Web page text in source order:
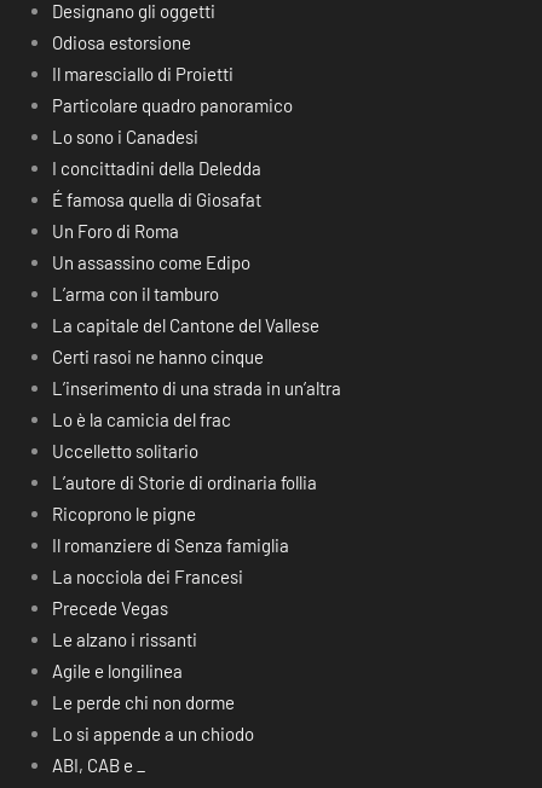
Designano gli oggetti
Odiosa estorsione
Il maresciallo di Proietti
Particolare quadro panoramico
Lo sono i Canadesi
I concittadini della Deledda
É famosa quella di Giosafat
Un Foro di Roma
Un assassino come Edipo
L’arma con il tamburo
La capitale del Cantone del Vallese
Certi rasoi ne hanno cinque
L’inserimento di una strada in un’altra
Lo è la camicia del frac
Uccelletto solitario
L’autore di Storie di ordinaria follia
Ricoprono le pigne
Il romanziere di Senza famiglia
La nocciola dei Francesi
Precede Vegas
Le alzano i rissanti
Agile e longilinea
Le perde chi non dorme
Lo si appende a un chiodo
ABI, CAB e _